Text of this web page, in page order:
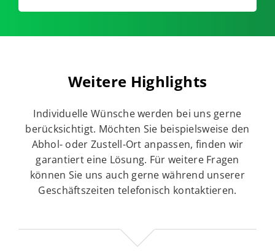
Weitere Highlights
Individuelle Wünsche werden bei uns gerne
berücksichtigt. Möchten Sie beispielsweise den
Abhol- oder Zustell-Ort anpassen, finden wir
garantiert eine Lösung. Für weitere Fragen
können Sie uns auch gerne während unserer
Geschäftszeiten telefonisch kontaktieren.